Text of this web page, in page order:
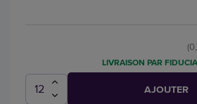
LIVRAISON PAR
AJOUTER